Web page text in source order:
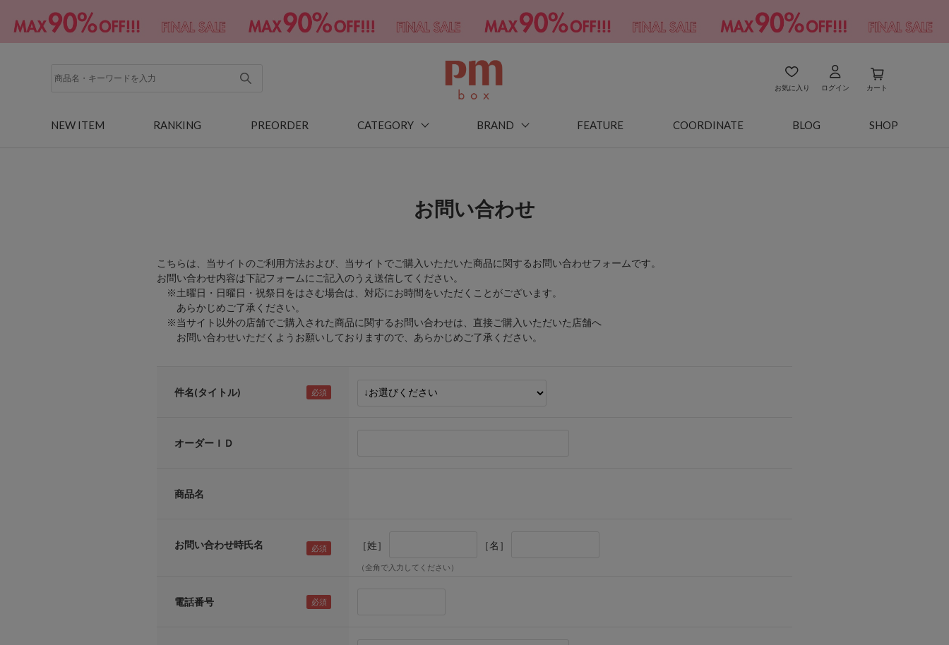
お気に入り ログイン カート
NEW ITEM RANKING PREORDER CATEGORY BRAND FEATURE COORDINATE BLOG SHOP
お問い合わせ
こちらは、当サイトのご利用方法および、当サイトでご購入いただいた商品に関するお問い合わせフォームです。
お問い合わせ内容は下記フォームにご記入のうえ送信してください。
※土曜日・日曜日・祝祭日をはさむ場合は、対応にお時間をいただくことがございます。
あらかじめご了承ください。
※当サイト以外の店舗でご購入された商品に関するお問い合わせは、直接ご購入いただいた店舗へ
お問い合わせいただくようお願いしておりますので、あらかじめご了承ください。
件名(タイトル)
オーダーＩＤ
商品名
お問い合わせ時氏名 ［姓］ ［名］
（全角で入力してください）
電話番号